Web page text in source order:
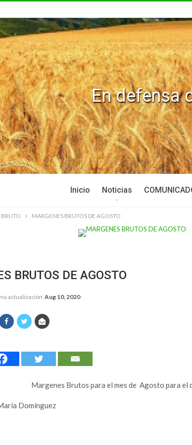
En defensa
Inicio Noticias
MARGENES BRUTOS DE AGOSTO
BRUTOS DE AGOSTO
actualización Aug 10, 2020
Margenes Brutos para el mes de Agosto para
Domínguez